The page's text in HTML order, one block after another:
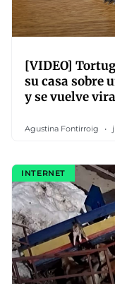
[VIDEO]
su casa sobre
y se vuelve
Agustina Fontirroig
INTERNET